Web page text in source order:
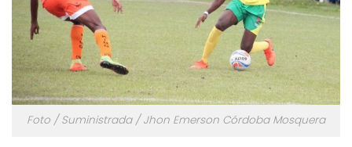
Foto / Suministrada / Jhon Emerson Córdoba Mosquera